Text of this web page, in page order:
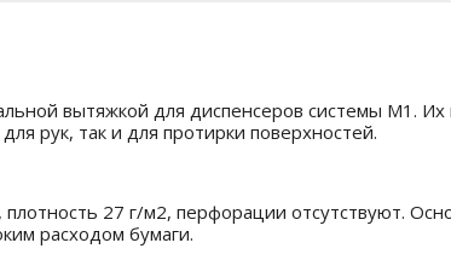
вытяжкой для диспенсеров системы М1.
рук, так и для протирки поверхностей.
27 г/м2, перфорации отсутствуют.
расходом бумаги.